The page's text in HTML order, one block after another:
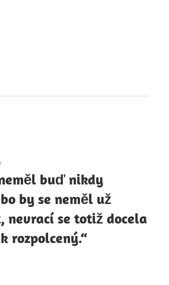
buď nikdy
by se neměl už
nevrací se totiž docela
rozpolcený.“